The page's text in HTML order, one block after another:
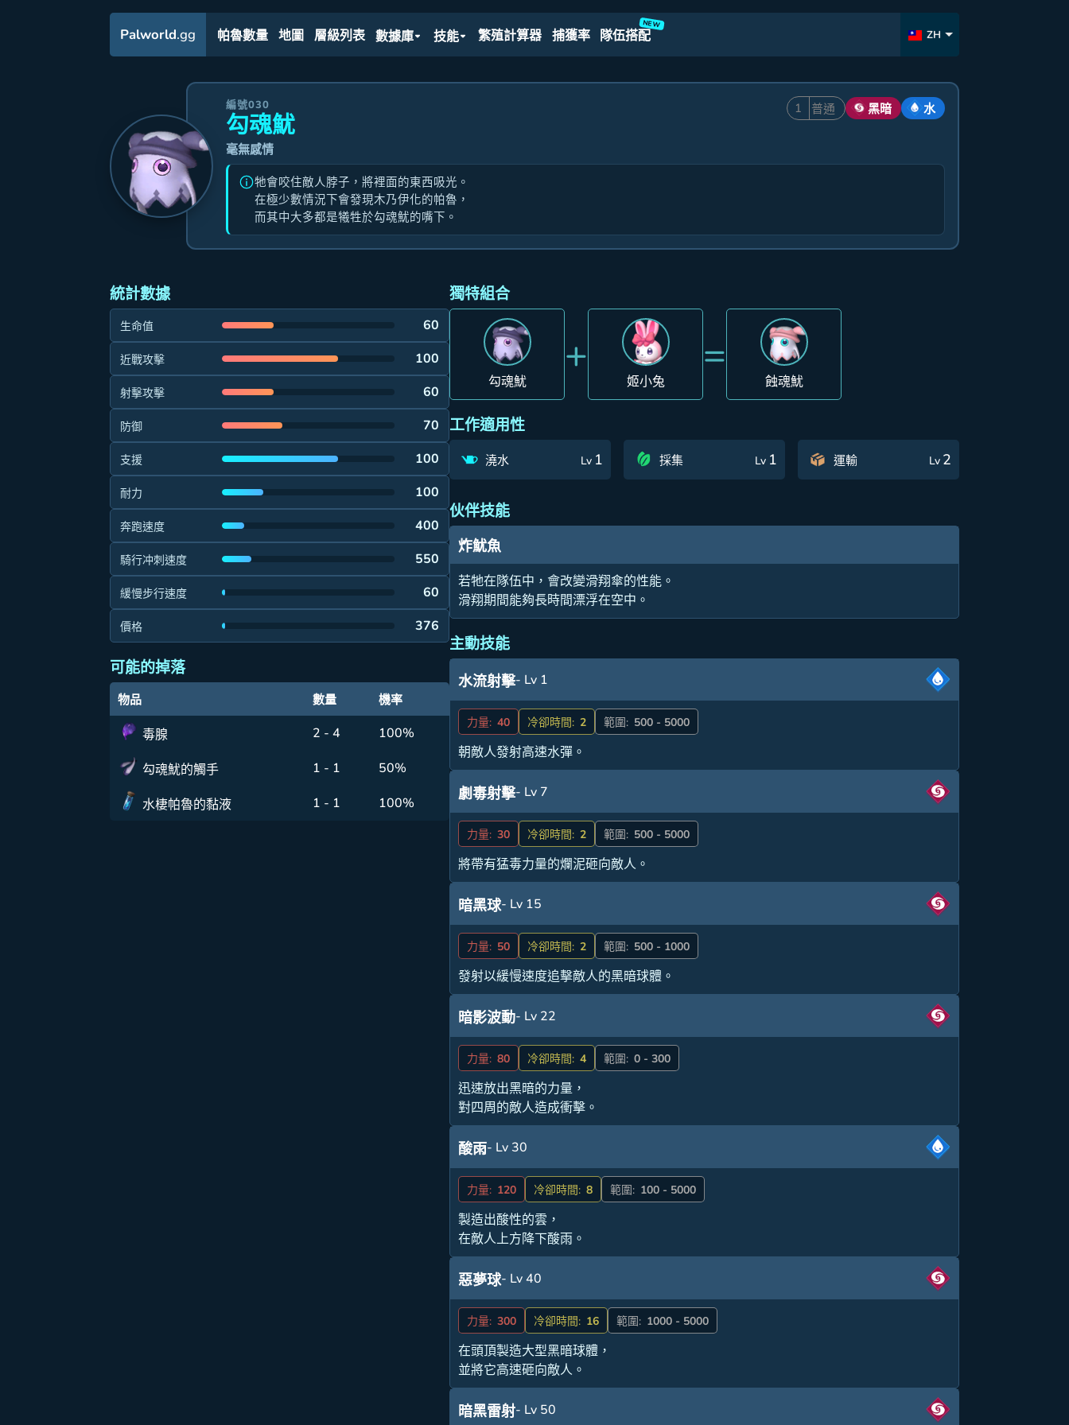
Palworld.gg 帕魯數量 地圖 層級列表 數據庫 技能 繁殖計算器 捕獲率 隊伍搭配
NEW
ZH
編號030
勾魂魷
毫無感情
1 普通 黑暗 水
牠會咬住敵人脖子，將裡面的東西吸光。
在極少數情況下會發現木乃伊化的帕魯，
而其中大多都是犧牲於勾魂魷的嘴下。
統計數據
生命值 60
近戰攻擊 100
射擊攻擊 60
防御 70
支援 100
耐力 100
奔跑速度 400
騎行冲刺速度 550
緩慢步行速度 60
價格 376
可能的掉落
物品 數量 機率
毒腺 2 - 4 100%
勾魂魷的觸手 1 - 1 50%
水棲帕魯的黏液 1 - 1 100%
獨特組合
勾魂魷
+
姬小兔
=
蝕魂魷
工作適用性
澆水 Lv 1 採集 Lv 1 運輸 Lv 2
伙伴技能
炸魷魚
若牠在隊伍中，會改變滑翔傘的性能。
滑翔期間能夠長時間漂浮在空中。
主動技能
水流射擊- Lv 1
力量: 40 冷卻時間: 2 範圍: 500 - 5000
朝敵人發射高速水彈。
劇毒射擊- Lv 7
力量: 30 冷卻時間: 2 範圍: 500 - 5000
將帶有猛毒力量的爛泥砸向敵人。
暗黑球- Lv 15
力量: 50 冷卻時間: 2 範圍: 500 - 1000
發射以緩慢速度追擊敵人的黑暗球體。
暗影波動- Lv 22
力量: 80 冷卻時間: 4 範圍: 0 - 300
迅速放出黑暗的力量，
對四周的敵人造成衝擊。
酸雨- Lv 30
力量: 120 冷卻時間: 8 範圍: 100 - 5000
製造出酸性的雲，
在敵人上方降下酸雨。
惡夢球- Lv 40
力量: 300 冷卻時間: 16 範圍: 1000 - 5000
在頭頂製造大型黑暗球體，
並將它高速砸向敵人。
暗黑雷射- Lv 50